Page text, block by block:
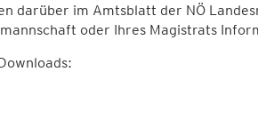
darüber im Amtsblatt der NÖ
oder Ihres Magistrats